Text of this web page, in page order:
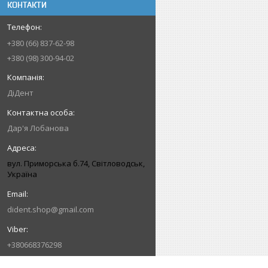
КОНТАКТИ
+380 (66) 837-62-98
+380 (98) 300-94-02
ДіДент
Дар'я Лобанова
вул. Приморська б.74, Світловодськ,
Україна
dident.shop@gmail.com
+380668376298